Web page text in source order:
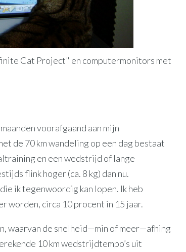
Cat Project" en computermonitors met
voorafgaand aan mijn
de 70 km wandeling op een dag bestaat
en een wedstrijd of lange
flink hoger (ca. 8 kg) dan nu.
ik tegenwoordig kan lopen. Ik heb
worden, circa 10 procent in 15 jaar.
waarvan de snelheid—min of meer—afhing
10 km wedstrijdtempo’s uit